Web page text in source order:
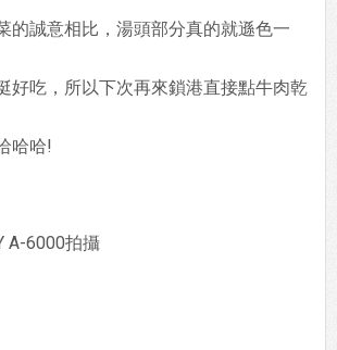
的誠意相比，湯頭部分真的就遜色一
好吃，所以下次再來鎖港直接點牛肉乾
哈哈!
A-6000拍攝